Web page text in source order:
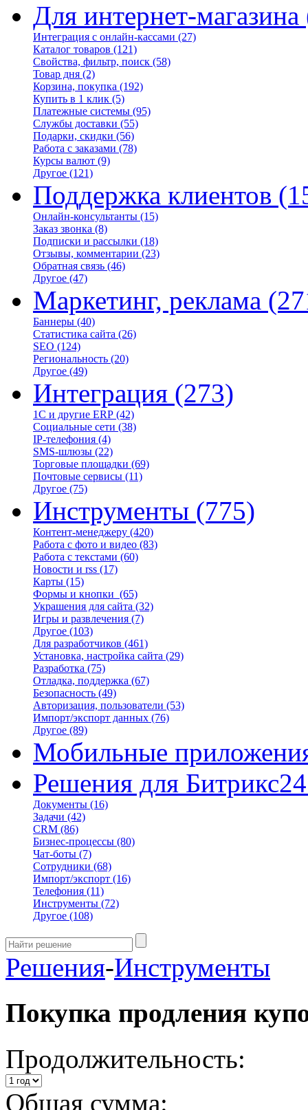
Для интернет-магазина
Интеграция с онлайн-кассами (27)
Каталог товаров (121)
Свойства, фильтр, поиск (58)
Товар дня (2)
Корзина, покупка (192)
Купить в 1 клик (5)
Платежные системы (95)
Службы доставки (55)
Подарки, скидки (56)
Работа с заказами (78)
Курсы валют (9)
Другое (121)
Поддержка клиентов
Онлайн-консультанты (15)
Заказ звонка (8)
Подписки и рассылки (18)
Отзывы, комментарии (23)
Обратная связь (46)
Другое (47)
Маркетинг, реклама
Баннеры (40)
Статистика сайта (26)
SEO (124)
Региональность (20)
Другое (49)
Интеграция (273)
1С и другие ERP (42)
Социальные сети (38)
IP-телефония (4)
SMS-шлюзы (22)
Торговые площадки (69)
Почтовые сервисы (11)
Другое (75)
Инструменты (775)
Контент-менеджеру (420)
Работа с фото и видео (83)
Работа с текстами (60)
Новости и rss (17)
Карты (15)
Формы и кнопки (65)
Украшения для сайта (32)
Игры и развлечения (7)
Другое (103)
Для разработчиков (461)
Установка, настройка сайта (29)
Разработка (75)
Отладка, поддержка (67)
Безопасность (49)
Авторизация, пользователи (53)
Импорт/экспорт данных (76)
Другое (89)
Мобильные
Решения для Битрикс24
Документы (16)
Задачи (42)
CRM (86)
Бизнес-процессы (80)
Чат-боты (7)
Сотрудники (68)
Импорт/экспорт (16)
Телефония (11)
Инструменты (72)
Другое (108)
Решения-Инструменты
Покупка продления
Продолжительность:
Общая сумма: